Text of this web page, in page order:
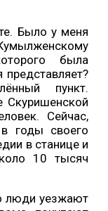
Было у меня
была
пункт.
Скуришенской
Сейчас,
годы своего
в станице и
10 тысяч
люди уезжают